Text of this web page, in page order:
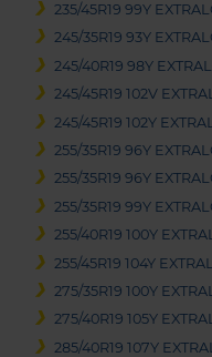
235/45R19 99Y
245/35R19 93Y
245/40R19 98Y
245/45R19 102V
245/45R19 102Y
255/35R19 96Y
255/35R19 96Y
255/35R19 99Y
255/40R19 100Y
255/45R19 104Y
275/35R19 100Y
275/40R19 105Y
285/40R19 107Y